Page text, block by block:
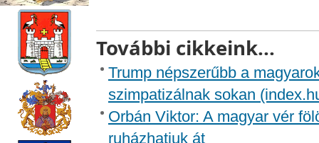
További cikkeink...
Trump népszerűbb a
szimpatizálnak sokan
Orbán Viktor: A magyar vér
ruházhatjuk át